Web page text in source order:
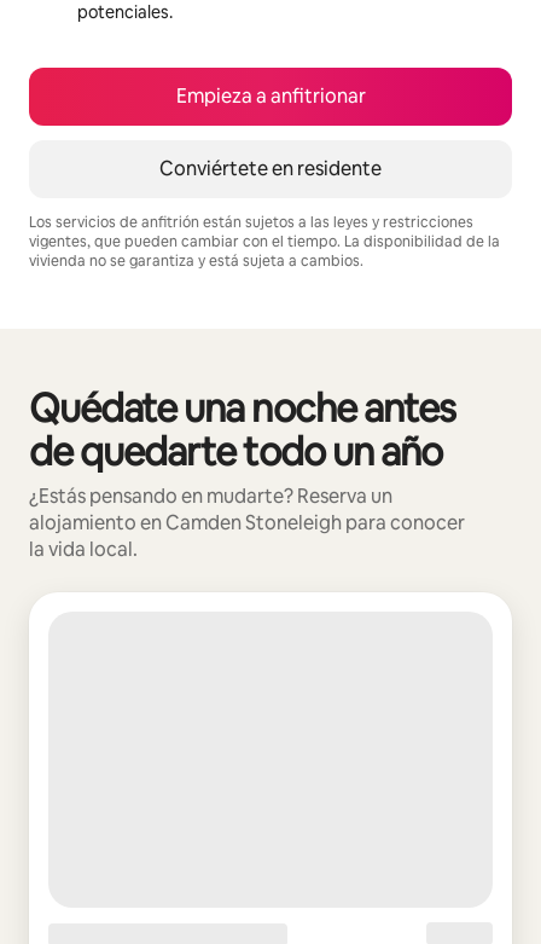
potenciales.
Empieza a anfitrionar
Conviértete en residente
Los servicios de anfitrión están sujetos a las leyes y restricciones
vigentes, que pueden cambiar con el tiempo. La disponibilidad de la
vivienda no se garantiza y está sujeta a cambios.
Quédate una noche antes
de quedarte todo un año
¿Estás pensando en mudarte? Reserva un
alojamiento en Camden Stoneleigh para conocer
la vida local.
Se muestran0 de 0 elementos